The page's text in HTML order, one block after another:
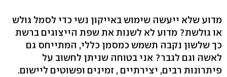
מדוע שלא ייעשה שימוש באייקון נשי כדי לסמל גולש
או גולשת? מדוע לא לשנות את שפת הייצוגים ברשת
כך שלשון נקבה תשמש כמסמן כללי, המתייחס גם
לאשה וגם לגבר? אני בטוחה שניתן לחשוב על
פיתרונות רבים, יצירתיים , זמינים ופשוטים ליישום.